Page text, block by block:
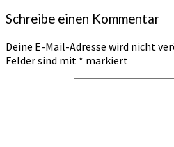
Schreibe einen Kommentar
Deine E-Mail-Adresse wird nicht
Felder sind mit * markiert